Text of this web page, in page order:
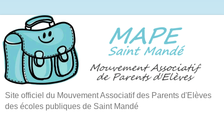
Site officiel du Mouvement Associatif des Parents d'Elèves
des écoles publiques de Saint Mandé